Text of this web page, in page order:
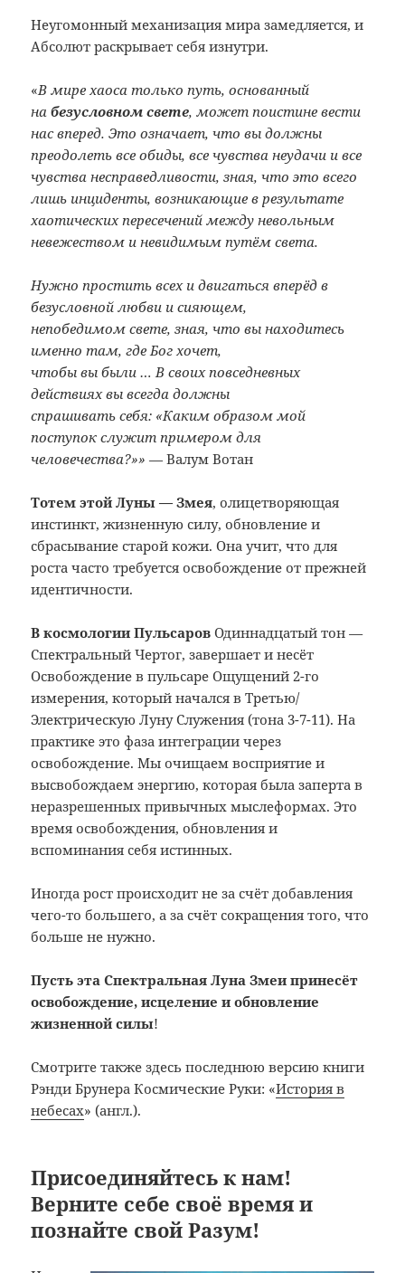
Неугомонный механизация мира замедляется, и
Абсолют раскрывает себя изнутри.
«В мире хаоса только путь, основанный
набезусловном свете, может поистине вести
нас вперед. Это означает, что вы должны
преодолеть все обиды, все чувства неудачи и все
чувства несправедливости, зная, что это всего
лишь инциденты, возникающие в результате
хаотических пересечений между невольным
невежеством и невидимым путём света.
Нужно простить всех и двигаться вперёд в
безусловной любви и сияющем,
непобедимом свете, зная, что вы находитесь
именно там, где Бог хочет,
чтобы вы были … В своих повседневных
действиях вы всегда должны
спрашивать себя: «Каким образом мой
поступок служит примером для
человечества?»»— Валум Вотан
Тотем этой Луны — Змея, олицетворяющая
инстинкт, жизненную силу, обновление и
сбрасывание старой кожи. Она учит, что для
роста часто требуется освобождение от прежней
идентичности.
В космологии Пульсаров Одиннадцатый тон—
Спектральный Чертог, завершает и несёт
Освобождение в пульсаре Ощущений 2-го
измерения, который начался в Третью/
Электрическую Луну Служения (тона 3-7-11). На
практике это фаза интеграции через
освобождение. Мы очищаем восприятие и
высвобождаем энергию, которая была заперта в
неразрешенных привычных мыслеформах. Это
время освобождения, обновления и
вспоминания себя истинных.
Иногда рост происходит не за счёт добавления
чего-то большего, а за счёт сокращения того, что
больше не нужно.
Пусть эта Спектральная Луна Змеи принесёт
освобождение, исцеление и обновление
жизненной силы!
Смотрите также здесь последнюю версию книги
Рэнди Брунера Космические Руки: «История в
небесах» (англ.).
Присоединяйтесь к нам!
Верните себе своё время и
познайте свой Разум!